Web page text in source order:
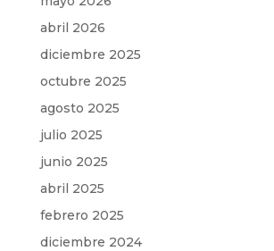
abril 2026
diciembre 2025
octubre 2025
agosto 2025
julio 2025
junio 2025
abril 2025
febrero 2025
diciembre 2024